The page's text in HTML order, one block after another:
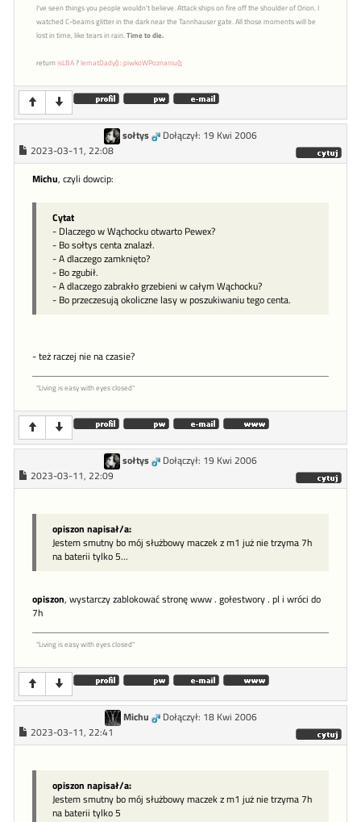
I've seen things you people wouldn't believe. Attack ships on fire off the shoulder of Orion. I
watched C-beams glitter in the dark near the Tannhauser gate. All those moments will be
lost in time, like tears in rain.Time to die.
returnisLBA?lematDady():piwkoWPoznaniu();
sołtys
Dołączył: 19 Kwi 2006
2023-03-11, 22:08
Michu, czyli dowcip:
Cytat
- Dlaczego w Wąchocku otwarto Pewex?
- Bo sołtys centa znalazł.
- A dlaczego zamknięto?
- Bo zgubił.
- A dlaczego zabrakło grzebieni w całym Wąchocku?
- Bo przeczesują okoliczne lasy w poszukiwaniu tego centa.
- też raczej nie na czasie?
"Living is easy with eyes closed"
sołtys
Dołączył: 19 Kwi 2006
2023-03-11, 22:09
opiszon napisał/a:
Jestem smutny bo mój służbowy maczek z m1 już nie trzyma 7h
na baterii tylko 5...
opiszon, wystarczy zablokować stronę www . gołestwory . pl i wróci do
7h
"Living is easy with eyes closed"
Michu
Dołączył: 18 Kwi 2006
2023-03-11, 22:41
opiszon napisał/a:
Jestem smutny bo mój służbowy maczek z m1 już nie trzyma 7h
na baterii tylko 5